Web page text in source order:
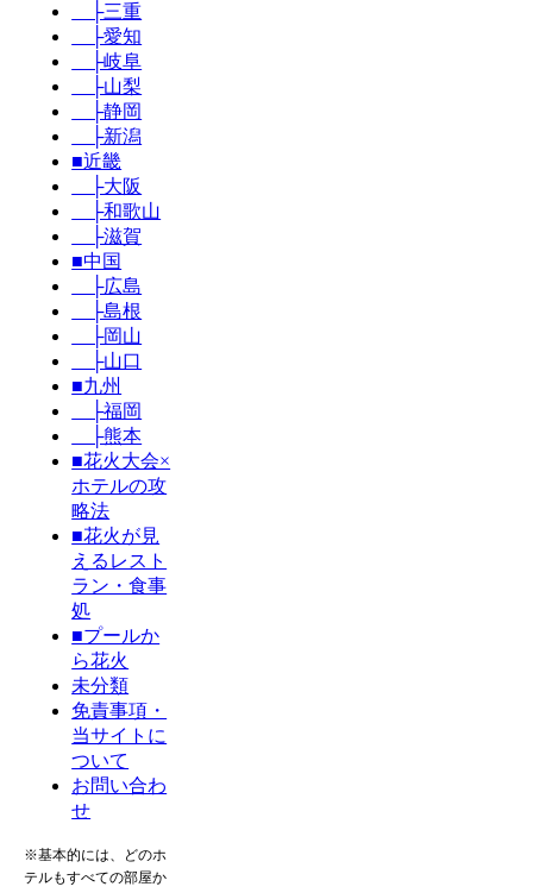
├三重
├愛知
├岐阜
├山梨
├静岡
├新潟
■近畿
├大阪
├和歌山
├滋賀
■中国
├広島
├島根
├岡山
├山口
■九州
├福岡
├熊本
■花火大会×
ホテルの攻
略法
■花火が見
えるレスト
ラン・食事
処
■プールか
ら花火
未分類
免責事項・
当サイトに
ついて
お問い合わ
せ
※基本的には、どのホ
テルもすべての部屋か